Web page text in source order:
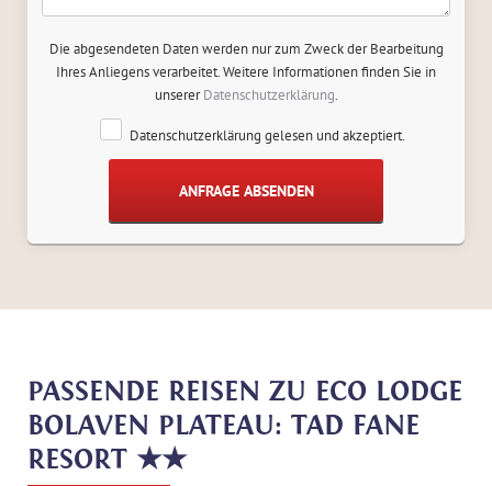
Die abgesendeten Daten werden nur zum Zweck der Bearbeitung
Ihres Anliegens verarbeitet. Weitere Informationen finden Sie in
unsererDatenschutzerklärung.
Datenschutzerklärung gelesen und akzeptiert.
PASSENDE REISEN ZU ECO LODGE
BOLAVEN PLATEAU: TAD FANE
RESORT ★★